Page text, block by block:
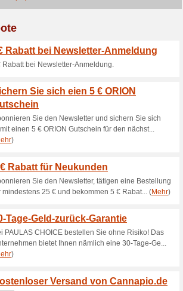
Angebote
dich über
Gesc.
Coupon
über einen Burts
10€ einkaufst.